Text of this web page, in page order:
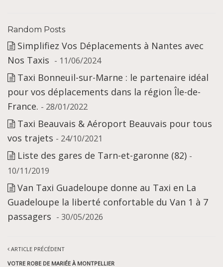
Random Posts
Simplifiez Vos Déplacements à Nantes avec
Nos Taxis - 11/06/2024
Taxi Bonneuil-sur-Marne : le partenaire idéal
pour vos déplacements dans la région Île-de-
France. - 28/01/2022
Taxi Beauvais & Aéroport Beauvais pour tous
vos trajets - 24/10/2021
Liste des gares de Tarn-et-garonne (82) -
10/11/2019
Van Taxi Guadeloupe donne au Taxi en La
Guadeloupe la liberté confortable du Van 1 à 7
passagers - 30/05/2026
ARTICLE PRÉCÉDENT
VOTRE ROBE DE MARIÉE À MONTPELLIER